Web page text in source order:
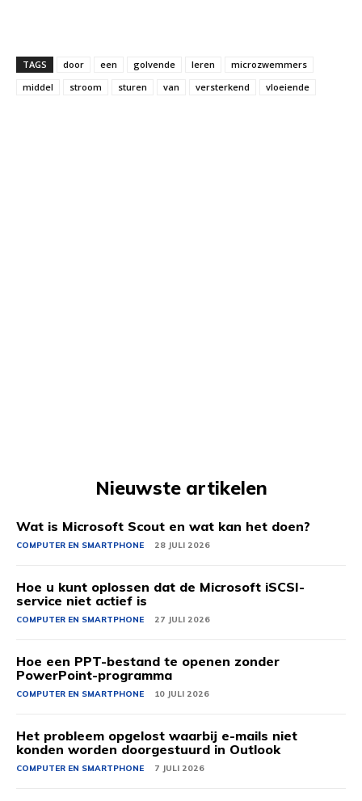
TAGS door een golvende leren
microzwemmers
middel
stroom sturen van versterkend vloeiende
Nieuwste artikelen
Wat is Microsoft Scout en wat kan het doen?
COMPUTER EN SMARTPHONE 28 JULI 2026
Hoe u kunt oplossen dat de Microsoft iSCSI-
service niet actief is
COMPUTER EN SMARTPHONE 27 JULI 2026
Hoe een PPT-bestand te openen zonder
PowerPoint-programma
COMPUTER EN SMARTPHONE 10 JULI 2026
Het probleem opgelost waarbij e-mails niet
konden worden doorgestuurd in Outlook
COMPUTER EN SMARTPHONE 7 JULI 2026